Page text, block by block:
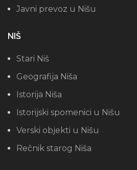
Javni prevoz u Nišu
NIŠ
Stari Niš
Geografija Niša
Istorija Niša
Istorijski spomenici u Nišu
Verski objekti u Nišu
Rečnik starog Niša